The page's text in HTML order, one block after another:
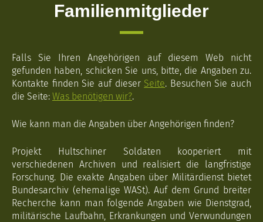
Familienmitglieder
Falls Sie Ihren Angehörigen auf diesem Web nicht
gefunden haben, schicken Sie uns, bitte, die Angaben zu.
Kontakte finden Sie auf dieser Seite. Besuchen Sie auch
die Seite: Was benötigen wir?.
Wie kann man die Angaben über Angehörigen finden?
Projekt Hultschiner Soldaten kooperiert mit
verschiedenen Archiven und realisiert die langfristige
Forschung. Die exakte Angaben über Militärdienst bietet
Bundesarchiv (ehemalige WASt). Auf dem Grund breiter
Recherche kann man folgende Angaben wie Dienstgrad,
militärische Laufbahn, Erkrankungen und Verwundungen